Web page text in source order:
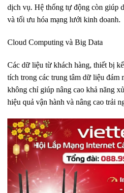
dịch vụ. Hệ thống tự động còn giúp
và tối ưu hóa mạng lưới kinh doanh.
Cloud Computing và Big Data
Các dữ liệu từ khách hàng, thiết bị
tích trong các trung tâm dữ liệu đám
không chỉ giúp nâng cao khả năng
hiệu quả vận hành và nâng cao trải